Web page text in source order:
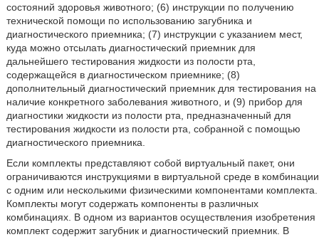
состояний здоровья животного; (6) инструкции по получению
технической помощи по использованию загубника и
диагностического приемника; (7) инструкции с указанием мест,
куда можно отсылать диагностический приемник для
дальнейшего тестирования жидкости из полости рта,
содержащейся в диагностическом приемнике; (8)
дополнительный диагностический приемник для тестирования на
наличие конкретного заболевания животного, и (9) прибор для
диагностики жидкости из полости рта, предназначенный для
тестирования жидкости из полости рта, собранной с помощью
диагностического приемника.
Если комплекты представляют собой виртуальный пакет, они
ограничиваются инструкциями в виртуальной среде в комбинации
с одним или несколькими физическими компонентами комплекта.
Комплекты могут содержать компоненты в различных
комбинациях. В одном из вариантов осуществления изобретения
комплект содержит загубник и диагностический приемник. В